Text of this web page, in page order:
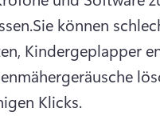
Sie können
Kindergeplapper
Klicks.